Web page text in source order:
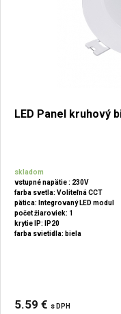
LED Panel kruhový
skladom
vstupné napätie : 230V
farba svetla: Voliteľná CCT
pätica: Integrovaný LED modul
počet žiaroviek: 1
krytie IP: IP20
farba svietidla: biela
5.59 € s DPH